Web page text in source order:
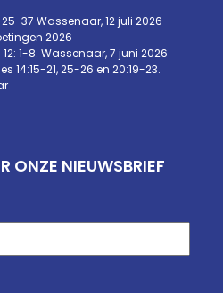
37 Wassenaar, 12 juli 2026
2026
1-8. Wassenaar, 7 juni 2026
14:15-21, 25-26 en 20:19-23.
ONZE NIEUWSBRIEF